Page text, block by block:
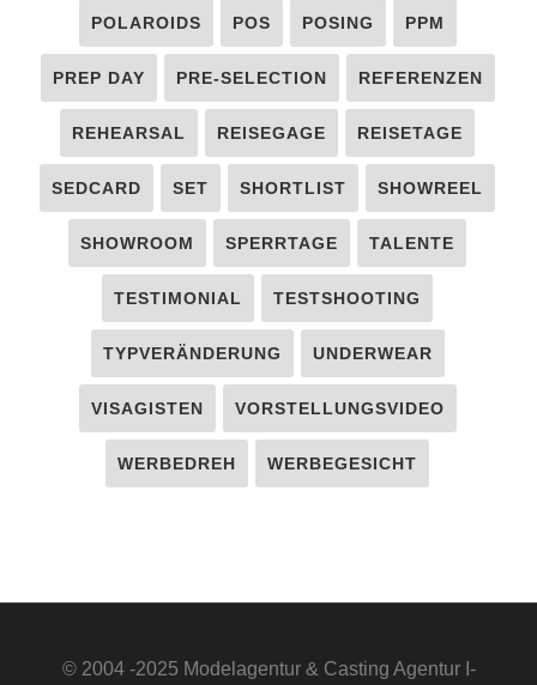
POLAROIDS POS POSING PPM
PREP DAY PRE-SELECTION REFERENZEN
REHEARSAL REISEGAGE REISETAGE
SEDCARD SET SHORTLIST SHOWREEL
SHOWROOM SPERRTAGE TALENTE
TESTIMONIAL TESTSHOOTING
TYPVERÄNDERUNG UNDERWEAR
VISAGISTEN VORSTELLUNGSVIDEO
WERBEDREH WERBEGESICHT
© 2004 -2025 Modelagentur & Casting Agentur I-